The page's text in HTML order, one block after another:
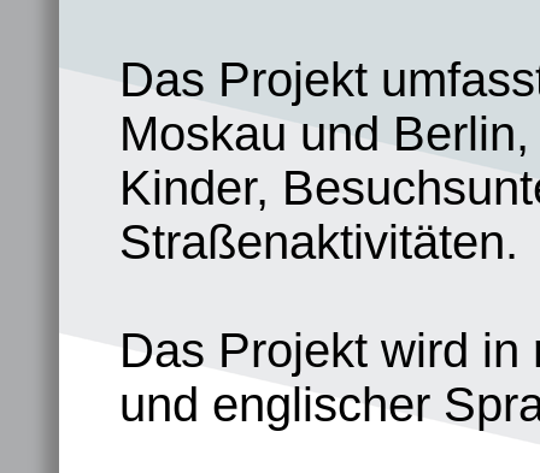
Das Projekt
Moskau und
Kinder,
Straßenaktivitäten.
Das Projekt wird in
und englischer